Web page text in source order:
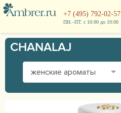
+7 (495) 792-02-57
ПН.–ПТ. с 10:00 до 19:00
CHANALAJ
женские ароматы